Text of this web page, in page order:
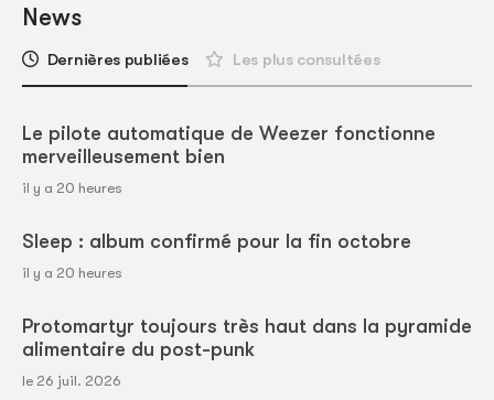
News
Dernières publiées Les plus consultées
Le pilote automatique de Weezer fonctionne
merveilleusement bien
il y a 20 heures
Sleep : album confirmé pour la fin octobre
il y a 20 heures
Protomartyr toujours très haut dans la pyramide
alimentaire du post-punk
le 26 juil. 2026